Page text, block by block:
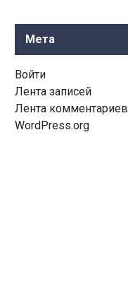
Мета
Войти
Лента записей
Лента комментариев
WordPress.org